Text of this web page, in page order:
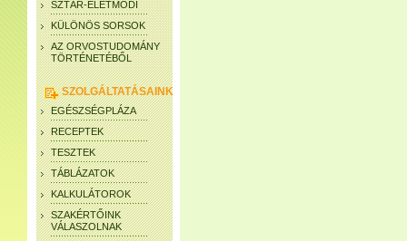
SZTÁR-ÉLETMÓDI
KÜLÖNÖS SORSOK
AZ ORVOSTUDOMÁNY
TÖRTÉNETÉBŐL
SZOLGÁLTATÁSAINK
EGÉSZSÉGPLÁZA
RECEPTEK
TESZTEK
TÁBLÁZATOK
KALKULÁTOROK
SZAKÉRTŐINK
VÁLASZOLNAK